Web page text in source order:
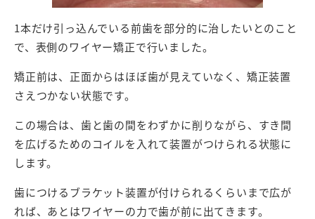
1本だけ引っ込んでいる前歯を部分的に治したいとのこと
で、表側のワイヤー矯正で行いました。
矯正前は、正面からはほぼ歯が見えていなく、矯正装置
さえつかない状態です。
この場合は、歯と歯の間をわずかに削りながら、すき間
を広げるためのコイルを入れて装置がつけられる状態に
します。
歯につけるブラケット装置が付けられるくらいまで広が
れば、あとはワイヤーの力で歯が前に出てきます。